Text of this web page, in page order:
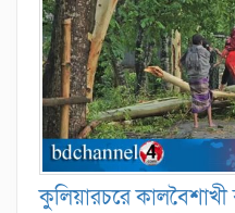
কুলিয়ারচরে কালবৈশাখী